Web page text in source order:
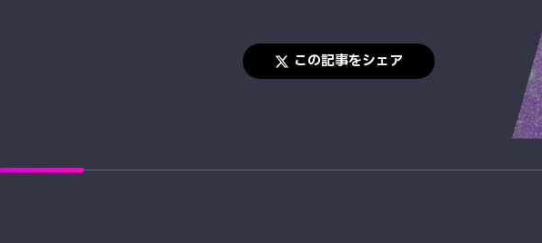
この記事をシェア